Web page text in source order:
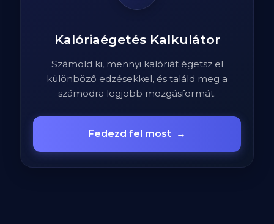
Kalóriaégetés Kalkulátor
Számold ki, mennyi kalóriát égetsz el
különböző edzésekkel, és találd meg a
számodra legjobb mozgásformát.
Fedezd fel most →